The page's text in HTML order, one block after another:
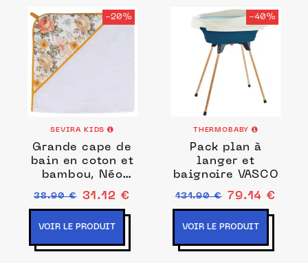
-20%
SEVIRA KIDS
Grande cape de
bain en coton et
bambou, Néo
Vintage
38.90 € 31.12 €
VOIR LE PRODUIT
-40%
THERMOBABY
Pack plan à
langer et
baignoire VASCO
131.90 € 79.14 €
VOIR LE PRODUIT